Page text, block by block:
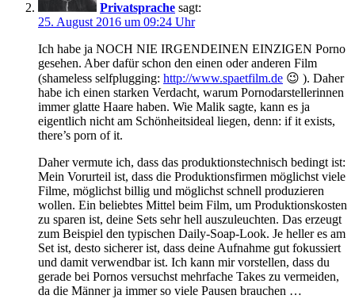
Privatsprache sagt:
25. August 2016 um 09:24 Uhr
Ich habe ja NOCH NIE IRGENDEINEN EINZIGEN Porno
gesehen. Aber dafür schon den einen oder anderen Film
(shameless selfplugging: http://www.spaetfilm.de 😉 ). Daher
habe ich einen starken Verdacht, warum Pornodarstellerinnen
immer glatte Haare haben. Wie Malik sagte, kann es ja
eigentlich nicht am Schönheitsideal liegen, denn: if it exists,
there’s porn of it.
Daher vermute ich, dass das produktionstechnisch bedingt ist:
Mein Vorurteil ist, dass die Produktionsfirmen möglichst viele
Filme, möglichst billig und möglichst schnell produzieren
wollen. Ein beliebtes Mittel beim Film, um Produktionskosten
zu sparen ist, deine Sets sehr hell auszuleuchten. Das erzeugt
zum Beispiel den typischen Daily-Soap-Look. Je heller es am
Set ist, desto sicherer ist, dass deine Aufnahme gut fokussiert
und damit verwendbar ist. Ich kann mir vorstellen, dass du
gerade bei Pornos versuchst mehrfache Takes zu vermeiden,
da die Männer ja immer so viele Pausen brauchen …